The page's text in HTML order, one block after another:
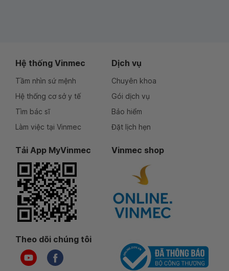
Hệ thống Vinmec
Tầm nhìn sứ mệnh
Hệ thống cơ sở y tế
Tìm bác sĩ
Làm việc tại Vinmec
Dịch vụ
Chuyên khoa
Gói dịch vụ
Bảo hiểm
Đặt lịch hẹn
Tải App MyVinmec Vinmec shop
Theo dõi chúng tôi